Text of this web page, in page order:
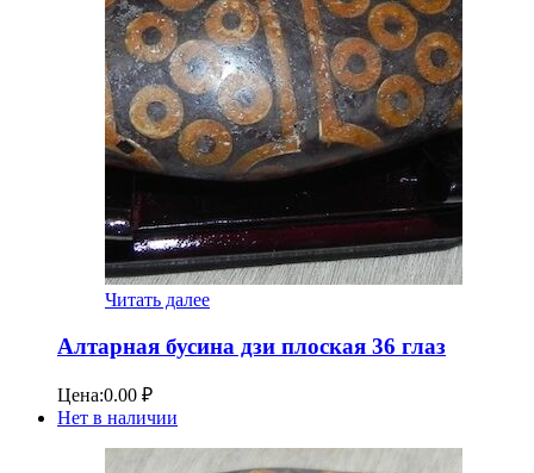
Читать далее
Алтарная бусина дзи плоская 36 глаз
Цена:0.00 ₽
Нет в наличии